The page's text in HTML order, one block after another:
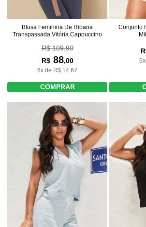
Blusa Feminina De Ribana
Transpassada Vitória Cappuccino
R$ 109,90
R$88,00
6x de R$ 14,67
COMPRAR
Conjunto